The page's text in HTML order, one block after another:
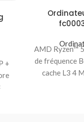
+
AMD Ryzen™
de fréquence
cache L3 4